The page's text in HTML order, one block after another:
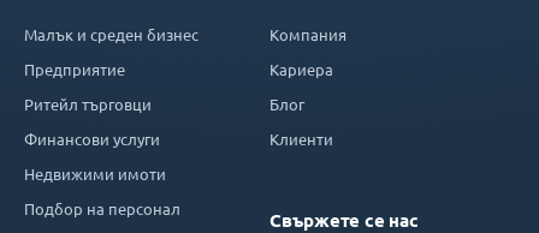
Малък и среден бизнес
Предприятие
Ритейл търговци
Финансови услуги
Недвижими имоти
Подбор на персонал
Компания
Кариера
Блог
Клиенти
Свържете се нас